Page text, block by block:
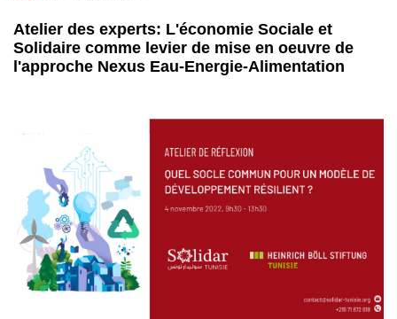
Atelier des experts: L'économie Sociale et
Solidaire comme levier de mise en oeuvre de
l'approche Nexus Eau-Energie-Alimentation